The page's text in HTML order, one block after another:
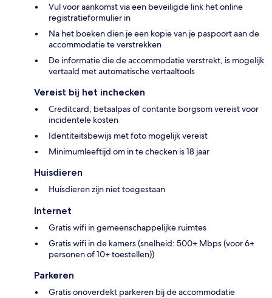
Vul voor aankomst via een beveiligde link het online
registratieformulier in
Na het boeken dien je een kopie van je paspoort aan de
accommodatie te verstrekken
De informatie die de accommodatie verstrekt, is mogelijk
vertaald met automatische vertaaltools
Vereist bij het inchecken
Creditcard, betaalpas of contante borgsom vereist voor
incidentele kosten
Identiteitsbewijs met foto mogelijk vereist
Minimumleeftijd om in te checken is 18 jaar
Huisdieren
Huisdieren zijn niet toegestaan
Internet
Gratis wifi in gemeenschappelijke ruimtes
Gratis wifi in de kamers (snelheid: 500+ Mbps (voor 6+
personen of 10+ toestellen))
Parkeren
Gratis onoverdekt parkeren bij de accommodatie